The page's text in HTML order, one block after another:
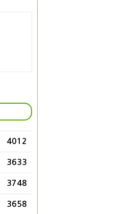
4012
3633
3748
3658